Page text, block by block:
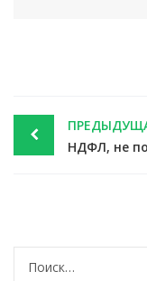
Post
navigation